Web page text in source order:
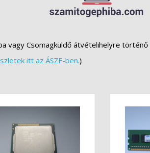
vagy Csomagküldő átvételihelyre történő
itt az ÁSZF-ben.)